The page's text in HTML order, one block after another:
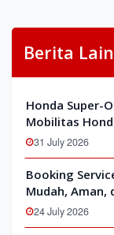
Berita
Honda Super-
Mobilitas
31 July 2026
Booking
Mudah, Aman,
24 July 2026